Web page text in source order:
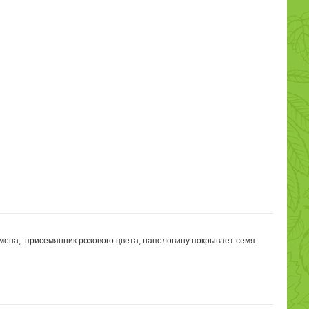
присемянник розового цвета, наполовину покрывает семя.